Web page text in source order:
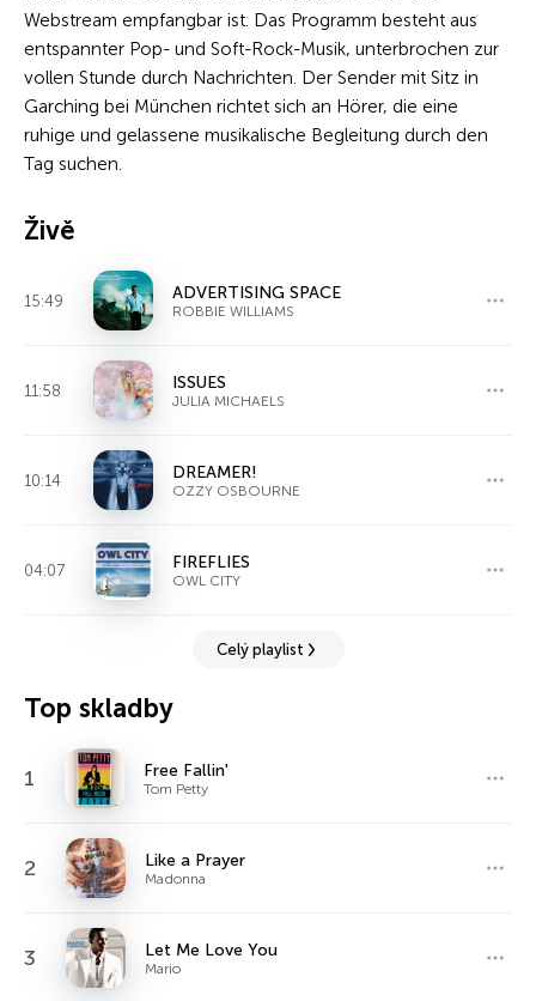
Webstream empfangbar ist. Das Programm besteht aus
entspannter Pop- und Soft-Rock-Musik, unterbrochen zur
vollen Stunde durch Nachrichten. Der Sender mit Sitz in
Garching bei München richtet sich an Hörer, die eine
ruhige und gelassene musikalische Begleitung durch den
Tag suchen.
Živě
15:49 ADVERTISING SPACE
ROBBIE WILLIAMS
11:58 ISSUES
JULIA MICHAELS
10:14 DREAMER!
OZZY OSBOURNE
04:07 FIREFLIES
OWL CITY
Celý playlist
Top skladby
1 Free Fallin'
Tom Petty
2 Like a Prayer
Madonna
3 Let Me Love You
Mario